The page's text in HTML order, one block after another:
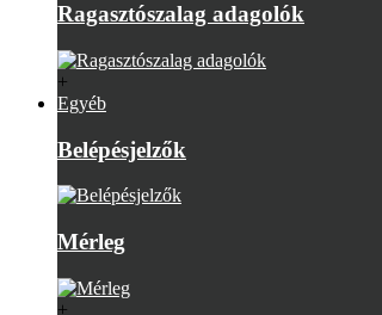
Ragasztószalag adagolók
+
Egyéb
Belépésjelzők
Mérleg
+